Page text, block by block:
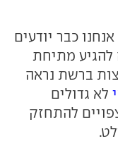
כבר יודעים
להגיע מתיחת
ברשת נראה
לא גדולים
להתחזק